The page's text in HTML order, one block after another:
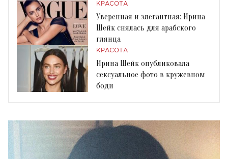
КРАСОТА
Уверенная и элегантная: Ирина
Шейк снялась для арабского
глянца
КРАСОТА
Ирина Шейк опубликовала
сексуальное фото в кружевном
боди